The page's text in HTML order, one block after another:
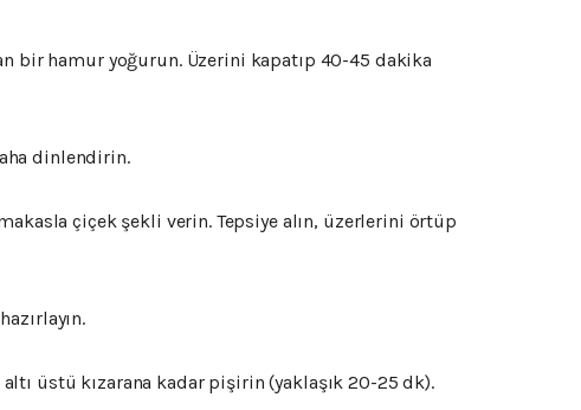
bir hamur yoğurun. Üzerini kapatıp 40-45 dakika
dinlendirin.
çiçek şekli verin. Tepsiye alın, üzerlerini örtüp
hazırlayın.
altı üstü kızarana kadar pişirin (yaklaşık20-25dk).